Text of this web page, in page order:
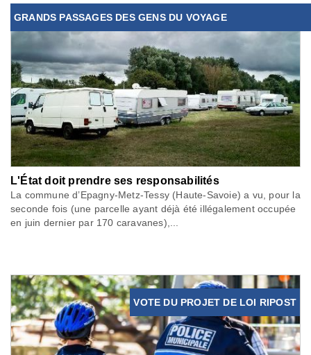
GRANDS PASSAGES DES GENS DU VOYAGE
L'État doit prendre ses responsabilités
La commune d’Epagny-Metz-Tessy (Haute-Savoie) a vu, pour la
seconde fois (une parcelle ayant déjà été illégalement occupée
en juin dernier par 170 caravanes),...
VOTE DU PROJET DE LOI RIPOST